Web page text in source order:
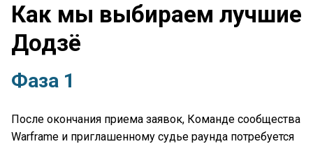
Как мы выбираем лучшие
Додзё
Фаза 1
После окончания приема заявок, Команде сообщества
Warframe и приглашенному судье раунда потребуется